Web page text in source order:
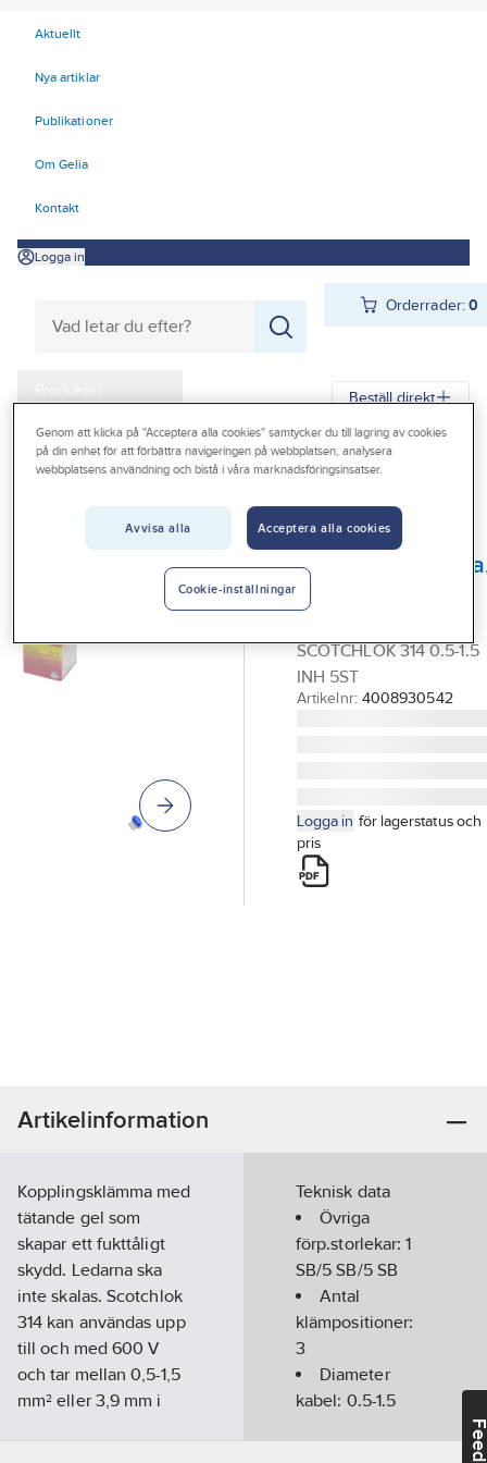
Aktuellt
Nya artiklar
Publikationer
Om Gelia
Kontakt
Logga in
Orderrader:0
Produkter
Kampanjer
Outlet
Vanliga frågor
Beställ direkt
Gelia Produkter Gelia El
Installationsmateriel
Scotchlok 314
SCOTCHLOK 314 0.5-1.5
INH 5ST
Artikelnr: 4008930542
Logga in för lagerstatus och
pris
Artikelinformation
Kopplingsklämma med
tätande gel som
skapar ett fukttåligt
skydd. Ledarna ska
inte skalas. Scotchlok
314 kan användas upp
till och med 600 V
och tar mellan 0,5-1,5
mm² eller 3,9 mm i
Teknisk data
Övriga
förp.storlekar:1
SB/5 SB/5 SB
Antal
klämpositioner:
3
Diameter
kabel: 0.5-1.5
Genom att klicka på "Acceptera alla cookies" samtycker du till lagring av cookies
på din enhet för att förbättra navigeringen på webbplatsen, analysera
webbplatsens användning och bistå i våra marknadsföringsinsatser.
Avvisa alla Acceptera alla cookies
Cookie-inställningar